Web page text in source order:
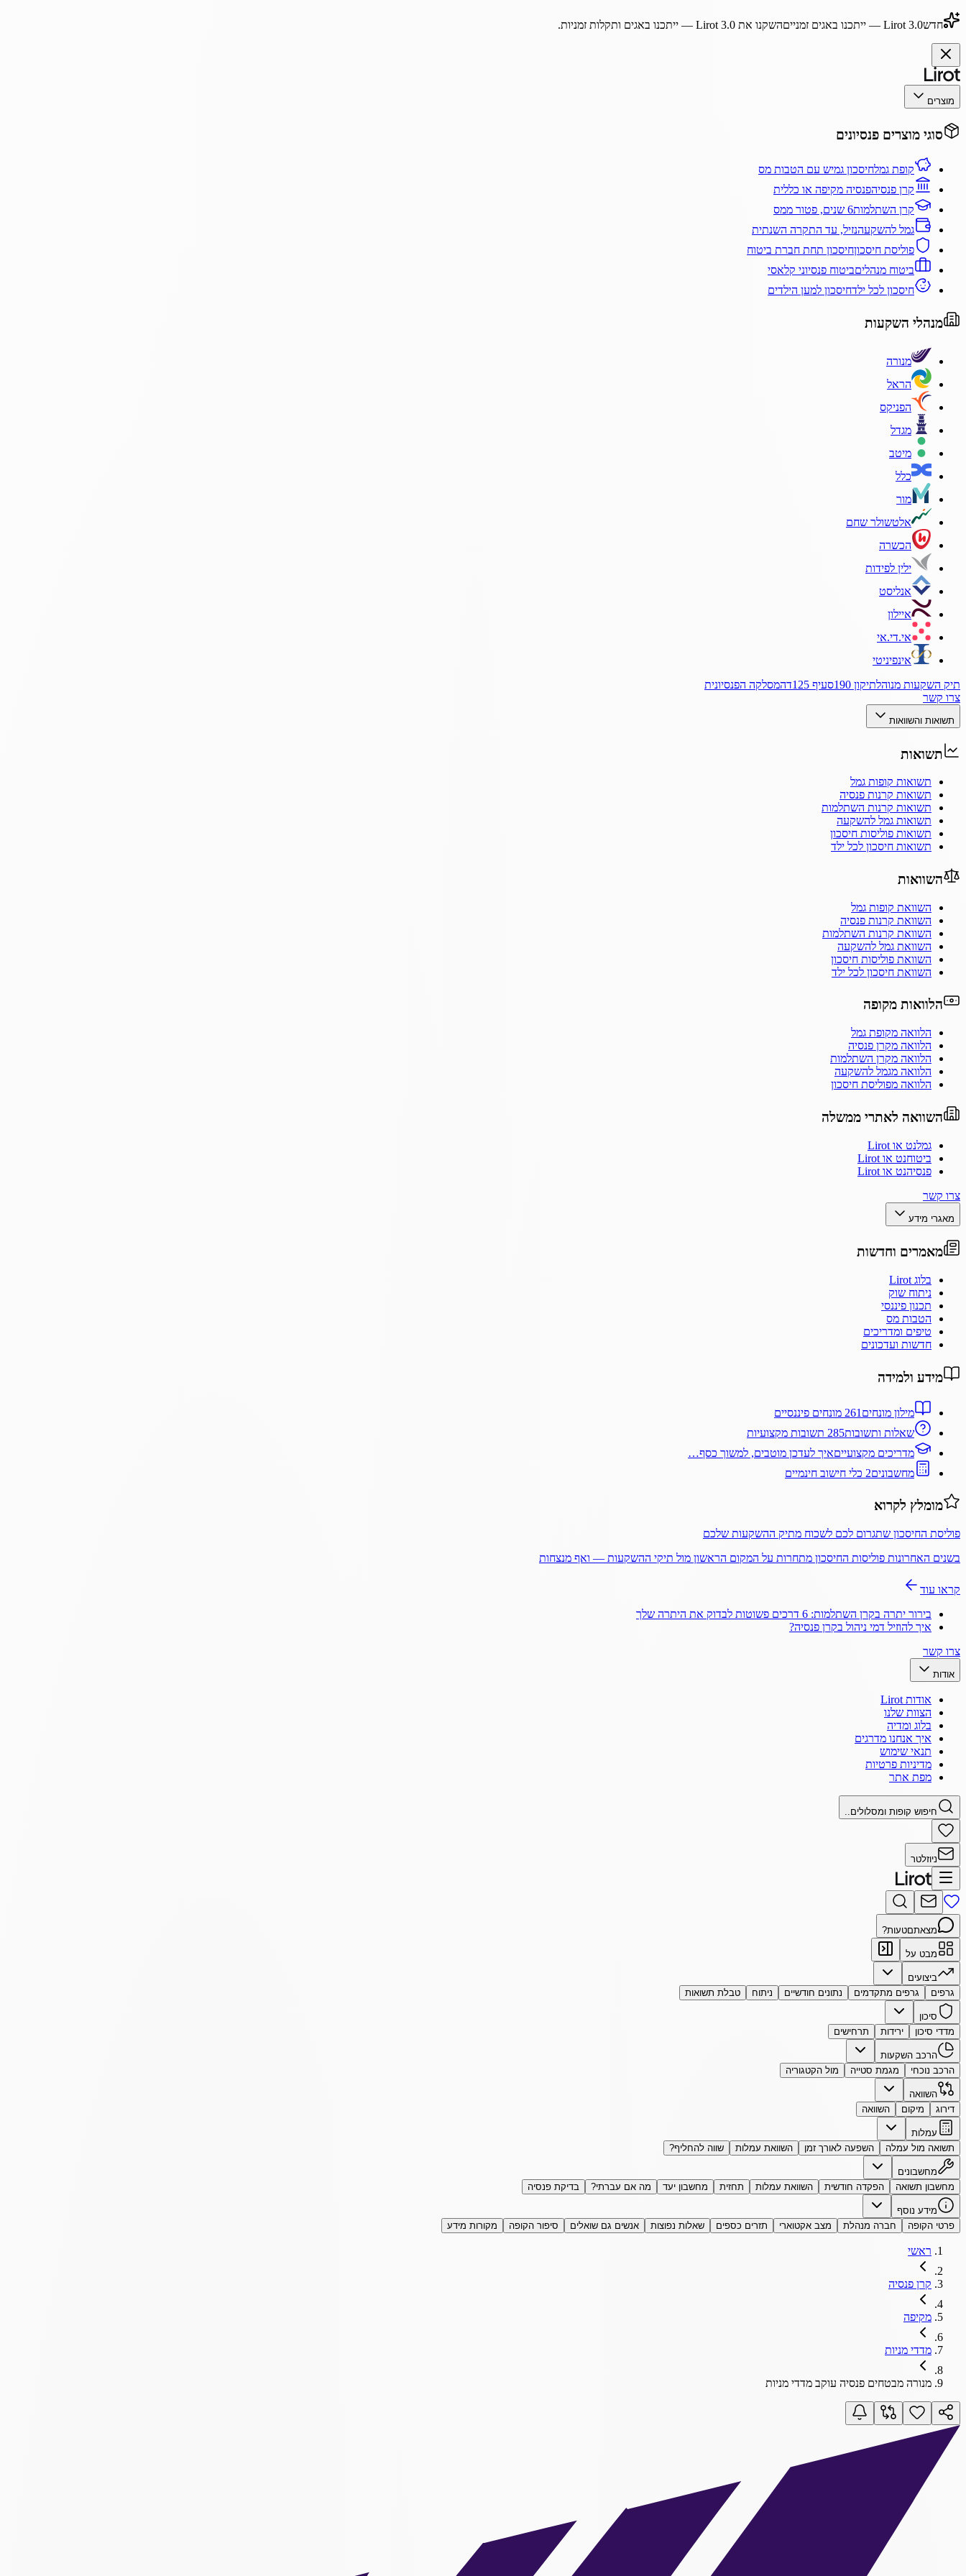
חדשLirot 3.0 — ייתכנו באגים זמנייםהשקנו את Lirot 3.0 — ייתכנו באגים ותקלות זמניות.
מוצרים
סוגי מוצרים פנסיונים
קופת גמלחיסכון גמיש עם הטבות מס
קרן פנסיהפנסיה מקיפה או כללית
קרן השתלמות6 שנים, פטור ממס
גמל להשקעהנזיל, עד התקרה השנתית
פוליסת חיסכוןחיסכון תחת חברת ביטוח
ביטוח מנהליםביטוח פנסיוני קלאסי
חיסכון לכל ילדחיסכון למען הילדים
מנהלי השקעות
מנורה
הראל
הפניקס
מגדל
מיטב
כלל
מור
אלטשולר שחם
הכשרה
ילין לפידות
אנליסט
איילון
אי.די.אי
אינפיניטי
תיק השקעות מנוהלתיקון 190 סעיף 125ד
המסלקה הפנסיונית
צרו קשר
תשואות והשוואות
תשואות
תשואות קופות גמל
תשואות קרנות פנסיה
תשואות קרנות השתלמות
תשואות גמל להשקעה
תשואות פוליסות חיסכון
תשואות חיסכון לכל ילד
השוואות
השוואת קופות גמל
השוואת קרנות פנסיה
השוואת קרנות השתלמות
השוואת גמל להשקעה
השוואת פוליסות חיסכון
השוואת חיסכון לכל ילד
הלוואות מקופה
הלוואה מקופת גמל
הלוואה מקרן פנסיה
הלוואה מקרן השתלמות
הלוואה מגמל להשקעה
הלוואה מפוליסת חיסכון
השוואה לאתרי ממשלה
גמלנט או Lirot
ביטוחנט או Lirot
פנסיהנט או Lirot
צרו קשר
מאגרי מידע
מאמרים וחדשות
בלוג Lirot
ניתוח שוק
תכנון פיננסי
הטבות מס
טיפים ומדריכים
חדשות ועדכונים
מידע ולמידה
מילון מונחים 261 מונחים פיננסיים
שאלות ותשובות285 תשובות מקצועיות
מדריכים מקצועייםאיך לעדכן מוטבים, למשוך כסף…
מחשבונים2 כלי חישוב חינמיים
מומלץ לקרוא
פוליסת החיסכון שתגרום לכם לשכוח מתיק ההשקעות שלכם
בשנים האחרונות פוליסות החיסכון מתחרות על המקום הראשון מול תיקי ההשקעות — ואף מנצחות
קראו עוד
בירור יתרה בקרן השתלמות: 6 דרכים פשוטות לבדוק את היתרה שלך
איך להוזיל דמי ניהול בקרן פנסיה?
צרו קשר
אודות
אודות Lirot
הצוות שלנו
בלוג ומדיה
איך אנחנו מדרגים
תנאי שימוש
מדיניות פרטיות
מפת אתר
חיפוש קופות ומסלולים..
ניוזלטר
מצאתםטעות?
מבט על
ביצועים
גרפים
גרפים מתקדמים נתונים חודשיים ניתוח טבלת תשואות
סיכון
מדדי סיכון
ירידות תרחישים
הרכב השקעות
הרכב נוכחי
מגמת סטייה מול הקטגוריה
השוואה
דירוג
מיקום השוואה
עמלות
תשואה מול עמלה
השפעה לאורך זמן השוואת עמלות שווה להחליף?
מחשבונים
מחשבון תשואה
הפקדה חודשית השוואת עמלות תחזית מחשבון יעד מה אם עברתי? בדיקת פנסיה
מידע נוסף
פרטי הקופה
חברה מנהלת מצב אקטוארי תזרים כספים שאלות נפוצות אנשים גם שואלים סיפור הקופה מקורות מידע
ראשי
קרן פנסיה
מקיפה
מדדי מניות
מנורה מבטחים פנסיה עוקב מדדי מניות